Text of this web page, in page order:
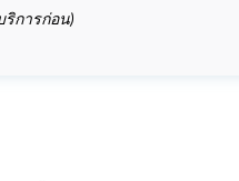
การก่อน)